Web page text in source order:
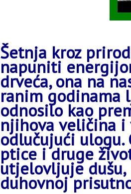
Šetnja kroz
napuniti
drveća, ona na
ranim godinama
odnosilo kao
njihova veličina i
odlučujući ulogu.
ptice i druge
utjelovljuje
duhovnoj